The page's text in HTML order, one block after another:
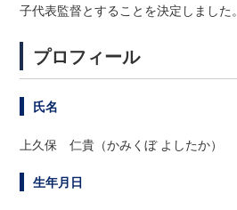
子代表監督とすることを決定しました。
プロフィール
氏名
上久保 仁貴（かみくぼ よしたか）
生年月日